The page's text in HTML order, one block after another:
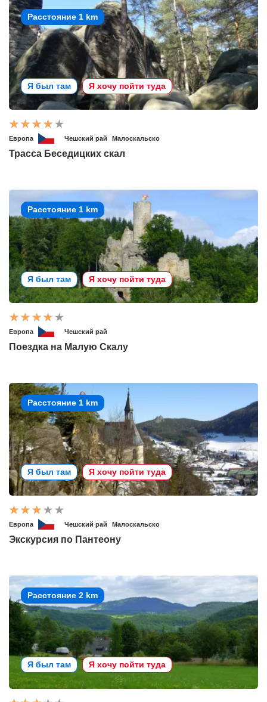
Расстояние 1 km
Я был там Я хочу пойти туда
Европа Чешский рай Малоскальско
Трасса Беседицких скал
Расстояние 1 km
Я был там Я хочу пойти туда
Европа Чешский рай
Поездка на Малую Скалу
Расстояние 1 km
Я был там Я хочу пойти туда
Европа Чешский рай Малоскальско
Экскурсия по Пантеону
Расстояние 2 km
Я был там Я хочу пойти туда